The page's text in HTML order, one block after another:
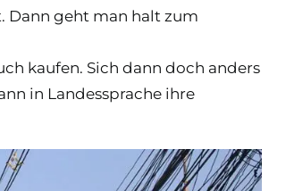
Dann geht man halt zum
kaufen. Sich dann doch anders
in Landessprache ihre